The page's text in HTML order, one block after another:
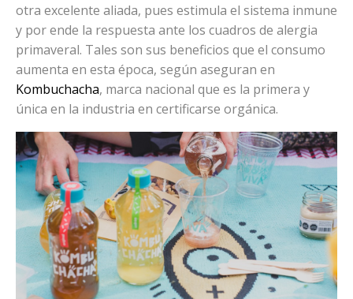
otra excelente aliada, pues estimula el sistema inmune
y por ende la respuesta ante los cuadros de alergia
primaveral. Tales son sus beneficios que el consumo
aumenta en esta época, según aseguran en
Kombuchacha, marca nacional que es la primera y
única en la industria en certificarse orgánica.